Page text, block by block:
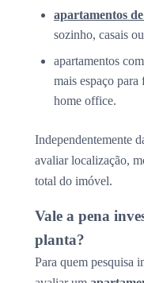
apartamentos
sozinho, casais
apartamentos com
mais espaço
home office.
Independentemente
avaliar localização,
total do imóvel.
Vale a pena
planta?
Para quem pesquisa